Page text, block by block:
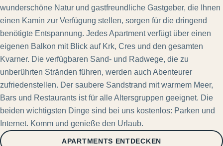
wunderschöne Natur und gastfreundliche Gastgeber, die Ihnen
einen Kamin zur Verfügung stellen, sorgen für die dringend
benötigte Entspannung. Jedes Apartment verfügt über einen
eigenen Balkon mit Blick auf Krk, Cres und den gesamten
Kvarner. Die verfügbaren Sand- und Radwege, die zu
unberührten Stränden führen, werden auch Abenteurer
zufriedenstellen. Der saubere Sandstrand mit warmem Meer,
Bars und Restaurants ist für alle Altersgruppen geeignet. Die
beiden wichtigsten Dinge sind bei uns kostenlos: Parken und
Internet. Komm und genieße den Urlaub.
APARTMENTS ENTDECKEN